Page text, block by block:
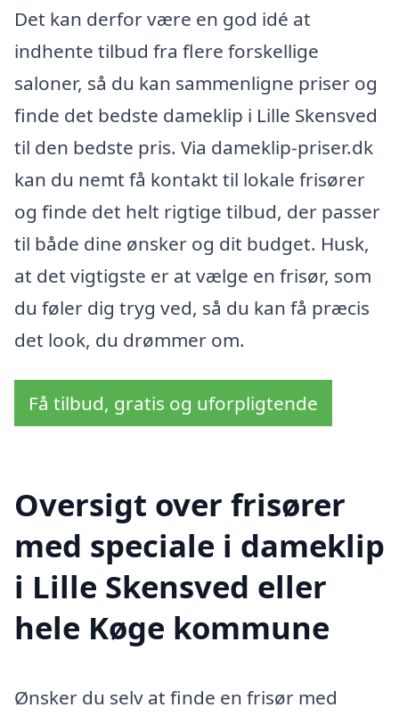
Det kan derfor være en god idé at
indhente tilbud fra flere forskellige
saloner, så du kan sammenligne priser og
finde det bedste dameklip i Lille Skensved
til den bedste pris. Via dameklip-priser.dk
kan du nemt få kontakt til lokale frisører
og finde det helt rigtige tilbud, der passer
til både dine ønsker og dit budget. Husk,
at det vigtigste er at vælge en frisør, som
du føler dig tryg ved, så du kan få præcis
det look, du drømmer om.
Få tilbud, gratis og uforpligtende
Oversigt over frisører
med speciale i dameklip
i Lille Skensved eller
hele Køge kommune
Ønsker du selv at finde en frisør med